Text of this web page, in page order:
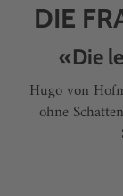
DIE
«Die
Hugo von
ohne